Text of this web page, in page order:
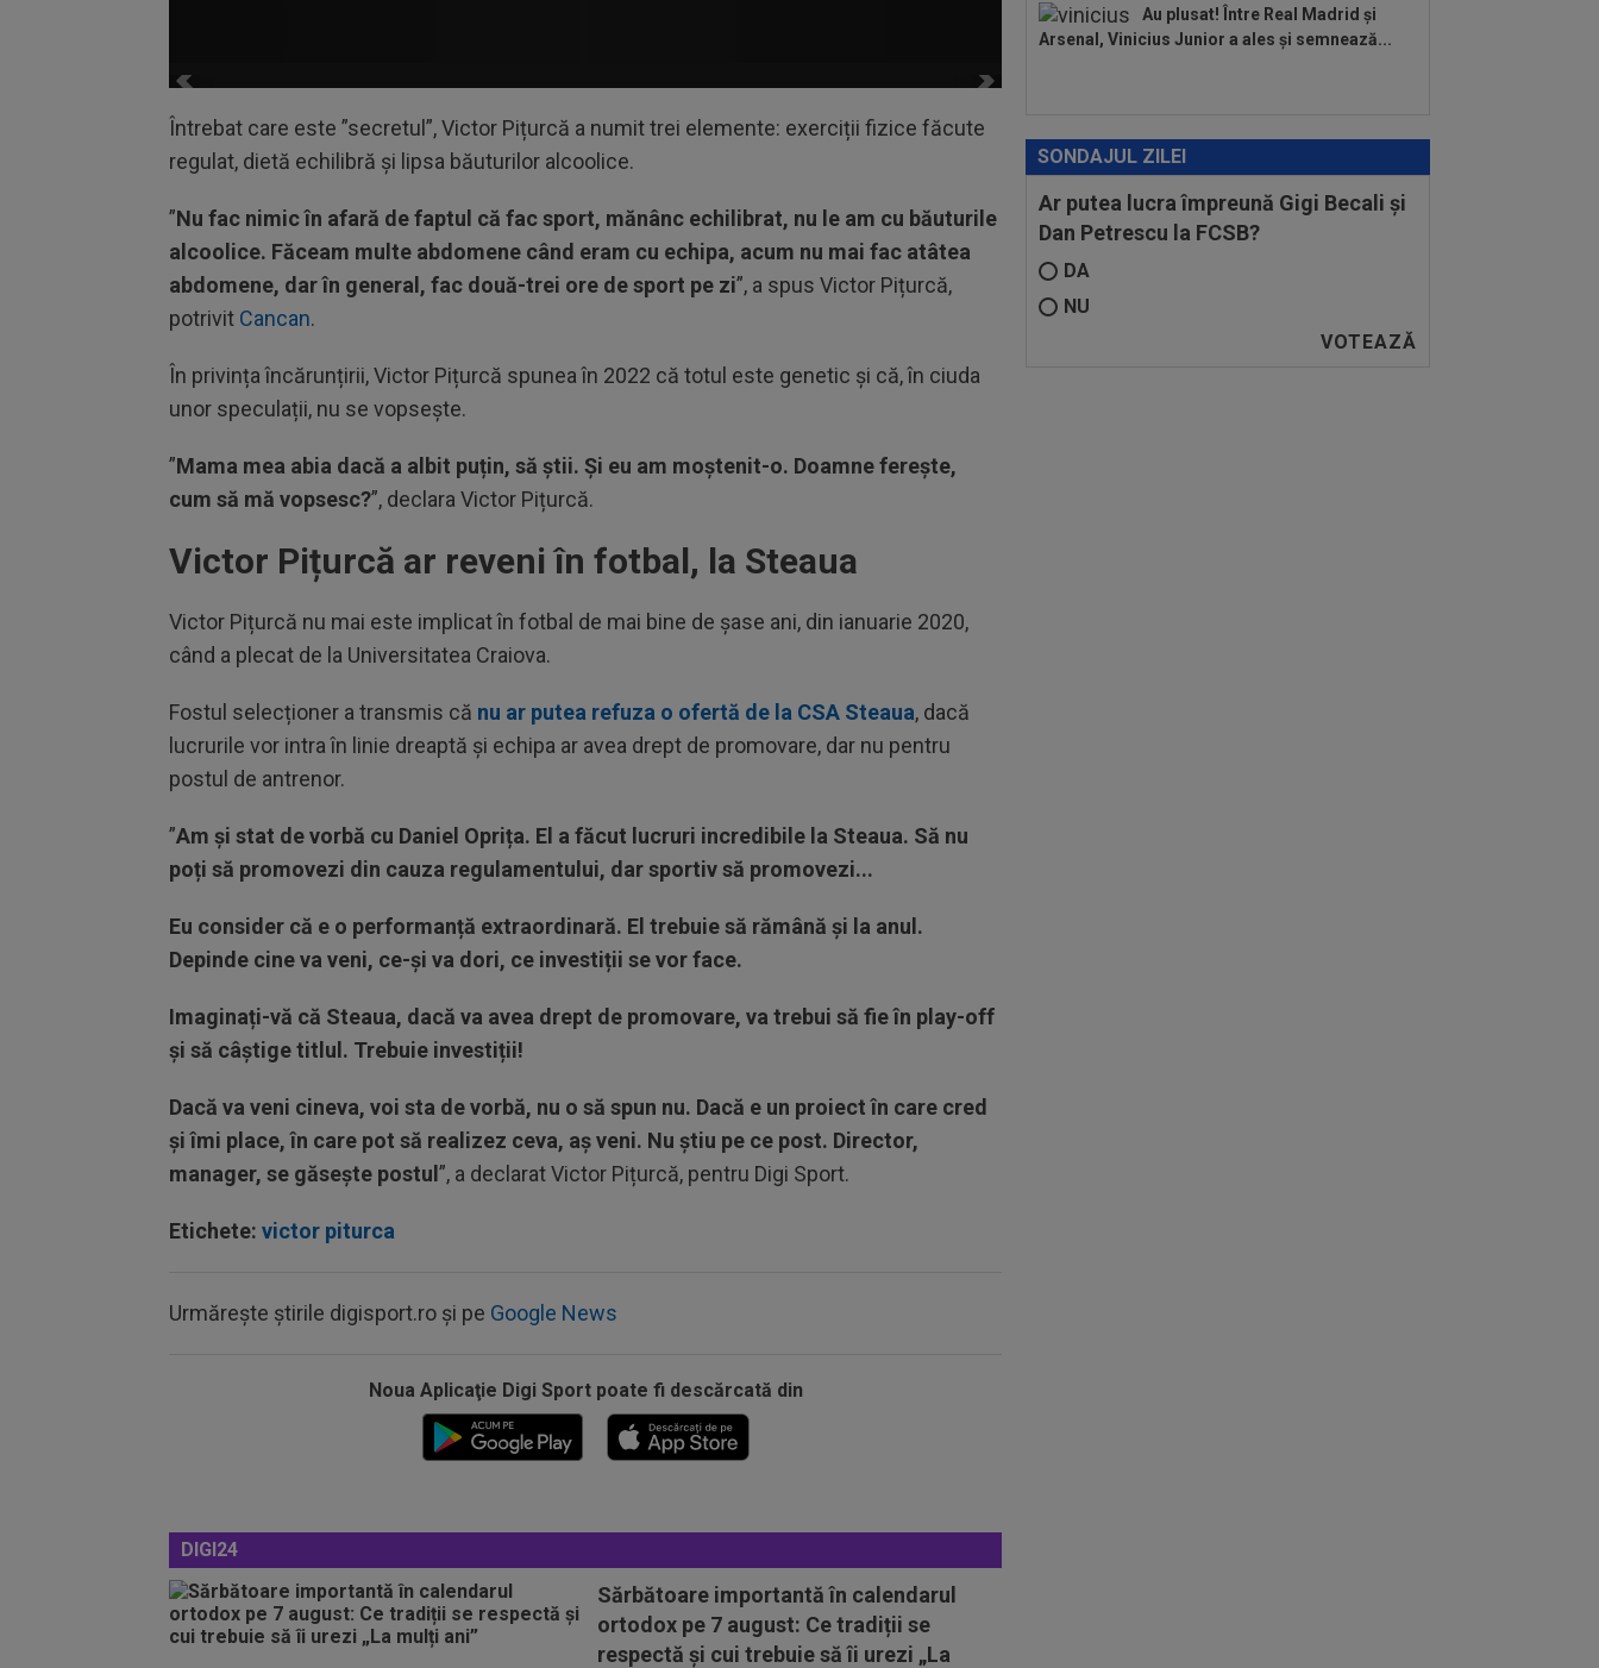
Întrebat care este ”secretul”, Victor Pițurcă a numit trei elemente: exerciții fizice făcute
regulat, dietă echilibră și lipsa băuturilor alcoolice.
”Nu fac nimic în afară de faptul că fac sport, mănânc echilibrat, nu le am cu băuturile
alcoolice. Făceam multe abdomene când eram cu echipa, acum nu mai fac atâtea
abdomene, dar în general, fac două-trei ore de sport pe zi”, a spus Victor Pițurcă,
potrivit Cancan.
În privința încărunțirii, Victor Pițurcă spunea în 2022 că totul este genetic și că, în ciuda
unor speculații, nu se vopsește.
”Mama mea abia dacă a albit puțin, să știi. Și eu am moștenit-o. Doamne ferește,
cum să mă vopsesc?”, declara Victor Pițurcă.
Victor Pițurcă ar reveni în fotbal, la Steaua
Victor Pițurcă nu mai este implicat în fotbal de mai bine de șase ani, din ianuarie 2020,
când a plecat de la Universitatea Craiova.
Fostul selecționer a transmis că nu ar putea refuza o ofertă de la CSA Steaua, dacă
lucrurile vor intra în linie dreaptă și echipa ar avea drept de promovare, dar nu pentru
postul de antrenor.
”Am și stat de vorbă cu Daniel Oprița. El a făcut lucruri incredibile la Steaua. Să nu
poți să promovezi din cauza regulamentului, dar sportiv să promovezi...
Eu consider că e o performanță extraordinară. El trebuie să rămână și la anul.
Depinde cine va veni, ce-și va dori, ce investiții se vor face.
Imaginați-vă că Steaua, dacă va avea drept de promovare, va trebui să fie în play-off
și să câștige titlul. Trebuie investiții!
Dacă va veni cineva, voi sta de vorbă, nu o să spun nu. Dacă e un proiect în care cred
și îmi place, în care pot să realizez ceva, aș veni. Nu știu pe ce post. Director,
manager, se găsește postul”, a declarat Victor Pițurcă, pentru Digi Sport.
Etichete: victor piturca
Urmărește știrile digisport.ro și pe Google News
Noua Aplicaţie Digi Sport poate fi descărcată din
DIGI24
Sărbătoare importantă în calendarul
ortodox pe 7 august: Ce tradiții se
respectă și cui trebuie să îi urezi „La
Au plusat! Între Real Madrid și
Arsenal, Vinicius Junior a ales și semnează...
SONDAJUL ZILEI
Ar putea lucra împreună Gigi Becali și
Dan Petrescu la FCSB?
DA
NU